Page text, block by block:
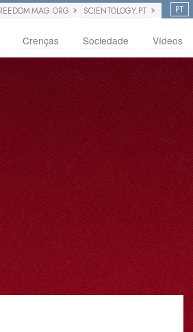
MAG.ORG SCIENTOLOGY.PT PT
Crenças Sociedade Vídeos